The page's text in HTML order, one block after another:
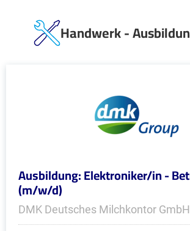
Handwerk -
Ausbildung: Elektroniker/in -
(m/w/d)
DMK Deutsches Milchkontor GmbH